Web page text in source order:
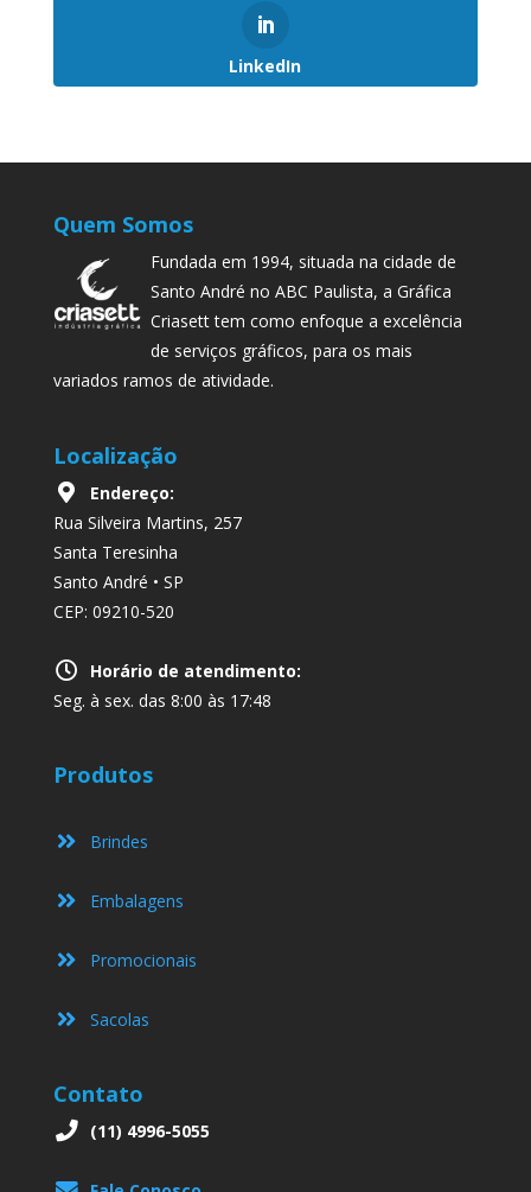
LinkedIn
Quem Somos
Fundada em 1994, situada na cidade de
Santo André no ABC Paulista, a Gráfica
Criasett tem como enfoque a excelência
de serviços gráficos, para os mais
variados ramos de atividade.
Localização
Endereço:
Rua Silveira Martins, 257
Santa Teresinha
Santo André • SP
CEP: 09210-520
Horário de atendimento:
Seg. à sex. das 8:00 às 17:48
Produtos
Brindes
Embalagens
Promocionais
Sacolas
Contato
(11) 4996-5055